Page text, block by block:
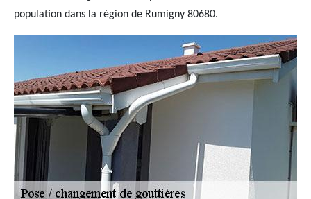
population dans la région de Rumigny 80680.